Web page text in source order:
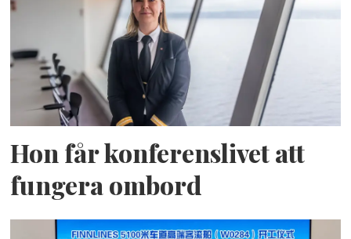
Hon får konferenslivet att
fungera ombord